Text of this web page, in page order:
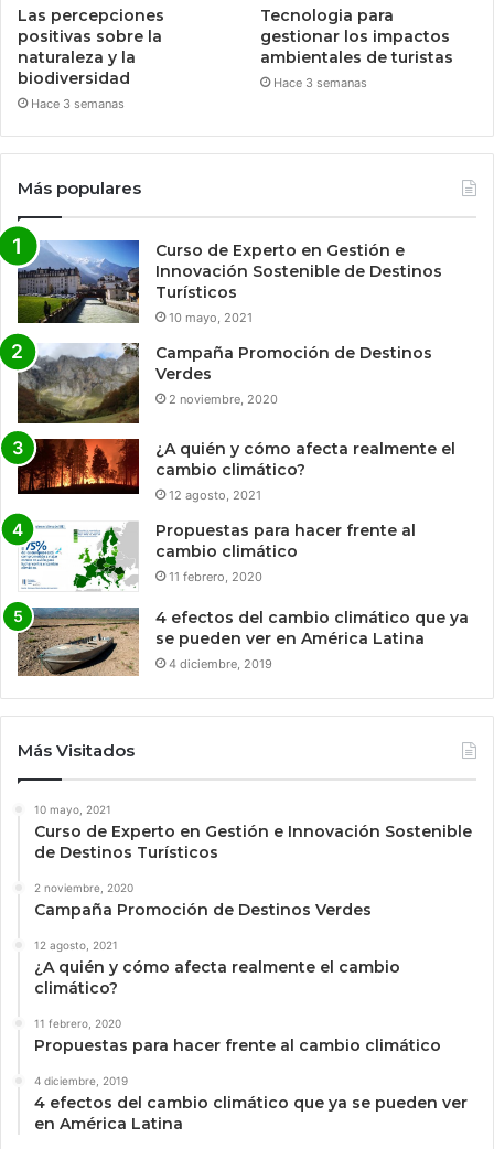
Las percepciones
positivas sobre la
naturaleza y la
biodiversidad
Hace 3 semanas
Tecnologia para
gestionar los impactos
ambientales de turistas
Hace 3 semanas
Más populares
Curso de Experto en Gestión e
Innovación Sostenible de Destinos
Turísticos
10 mayo, 2021
Campaña Promoción de Destinos
Verdes
2 noviembre, 2020
¿A quién y cómo afecta realmente el
cambio climático?
12 agosto, 2021
Propuestas para hacer frente al
cambio climático
11 febrero, 2020
4 efectos del cambio climático que ya
se pueden ver en América Latina
4 diciembre, 2019
Más Visitados
10 mayo, 2021
Curso de Experto en Gestión e Innovación Sostenible
de Destinos Turísticos
2 noviembre, 2020
Campaña Promoción de Destinos Verdes
12 agosto, 2021
¿A quién y cómo afecta realmente el cambio
climático?
11 febrero, 2020
Propuestas para hacer frente al cambio climático
4 diciembre, 2019
4 efectos del cambio climático que ya se pueden ver
en América Latina